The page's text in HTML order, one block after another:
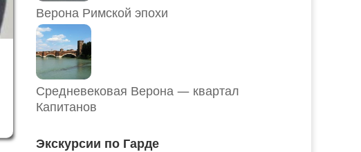
Верона Римской эпохи
Средневековая Верона — квартал
Капитанов
Экскурсии по Гарде